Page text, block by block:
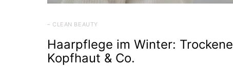
– CLEAN BEAUTY
Haarpflege im Winter: Trockene
Kopfhaut & Co.